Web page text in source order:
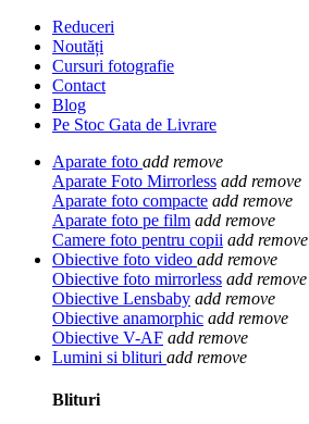
Reduceri
Noutăți
Cursuri fotografie
Contact
Blog
Pe Stoc Gata de Livrare
Aparate foto add remove
Aparate Foto Mirrorless add remove
Aparate foto compacte add remove
Aparate foto pe film add remove
Camere foto pentru copii add remove
Obiective foto video add remove
Obiective foto mirrorless add remove
Obiective Lensbaby add remove
Obiective anamorphic add remove
Obiective V-AF add remove
Lumini si blituri add remove
Blituri